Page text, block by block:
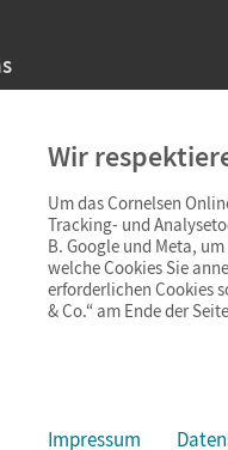
für Lehrkräfte
mit SSL-Verschlüsselung
von 4 Wochen
Retourenabwicklung
Barrierefreiheit
Wir
Um das Cornelsen
Tracking- und
B. Google und Meta,
welche Cookies Sie
erforderlichen Cookies
& Co.“ am Ende der
Impressum